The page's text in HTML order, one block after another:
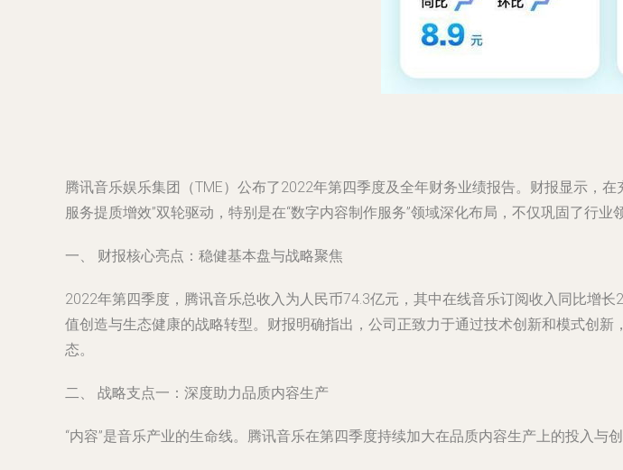
腾讯音乐娱乐集团（TME）公布了2022年第四季度及全年财务业绩报告。财报显示，
服务提质增效”双轮驱动，特别是在“数字内容制作服务”领域深化布局，不仅巩固了行业
一、 财报核心亮点：稳健基本盘与战略聚焦
2022年第四季度，腾讯音乐总收入为人民币74.3亿元，其中在线音乐订阅收入同比增
值创造与生态健康的战略转型。财报明确指出，公司正致力于通过技术创新和模式创
态。
二、 战略支点一：深度助力品质内容生产
“内容”是音乐产业的生命线。腾讯音乐在第四季度持续加大在品质内容生产上的投入与